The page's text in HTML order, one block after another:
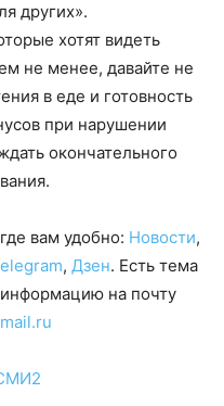
других».
хотят видеть
не менее, давайте не
в еде и готовность
при нарушении
окончательного
вам удобно: Новости,
, Дзен. Есть тема
на почту